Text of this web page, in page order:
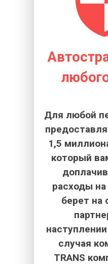
Для любой
1,5
который
расходы на
берет на
случая
TRANS